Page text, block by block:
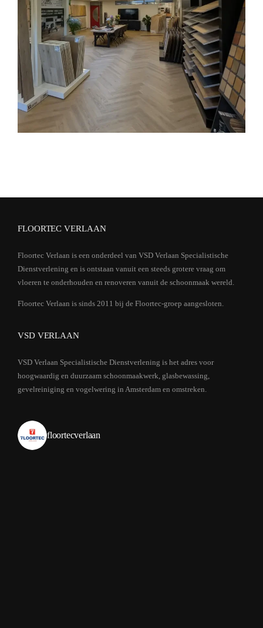
FLOORTEC VERLAAN
Floortec Verlaan is een onderdeel van VSD Verlaan Specialistische
Dienstverlening en is ontstaan vanuit een steeds grotere vraag om
vloeren te onderhouden en renoveren vanuit de schoonmaak wereld.
Floortec Verlaan is sinds 2011 bij de Floortec-groep aangesloten.
VSD VERLAAN
VSD Verlaan Specialistische Dienstverlening is het adres voor
hoogwaardig en duurzaam schoonmaakwerk, glasbewassing,
gevelreiniging en vogelwering in Amsterdam en omstreken.
floortecverlaan